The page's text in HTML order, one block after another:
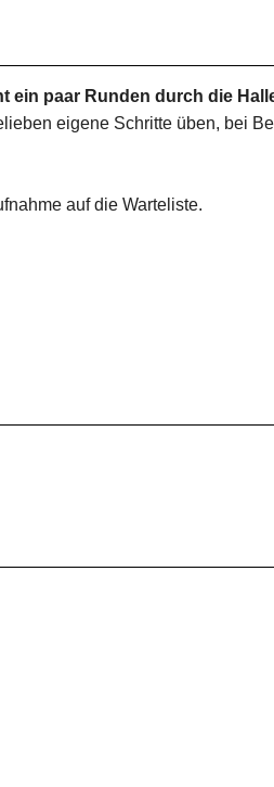
ein paar Runden durch die
eigene Schritte üben, bei
auf die Warteliste.